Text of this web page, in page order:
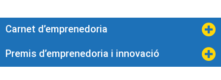
Carnet d’emprenedoria
Premis d’emprenedoria i innovació